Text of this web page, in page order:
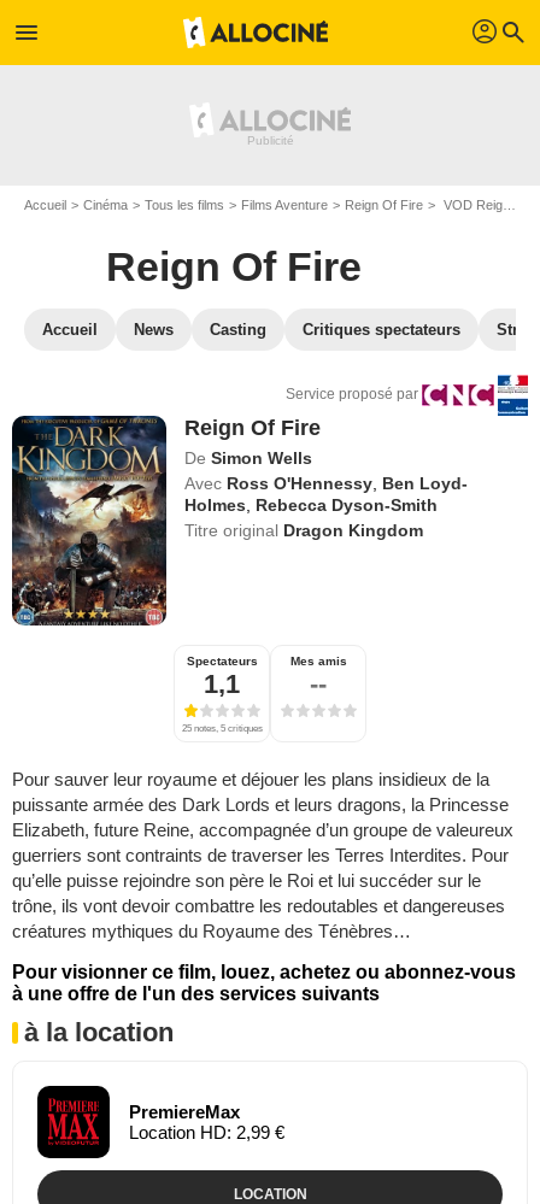
menu profil search
Accueil Cinéma Tous les films Films Aventure Reign Of Fire VOD Reign Of Fire
Reign Of Fire
Accueil News Casting Critiques spectateurs
Service proposé par
Reign Of Fire
De Simon Wells
Avec Ross O'Hennessy Ben Loyd-
Holmes
Rebecca Dyson-Smith
Titre original Dragon Kingdom
Spectateurs
1,1
25 notes, 5 critiques
Mes amis
--
Pour sauver leur royaume et déjouer les plans insidieux de la
puissante armée des Dark Lords et leurs dragons, la Princesse
Elizabeth, future Reine, accompagnée d’un groupe de valeureux
guerriers sont contraints de traverser les Terres Interdites. Pour
qu’elle puisse rejoindre son père le Roi et lui succéder sur le
trône, ils vont devoir combattre les redoutables et dangereuses
créatures mythiques du Royaume des Ténèbres…
Pour visionner ce film, louez, achetez ou abonnez-vous
à une offre de l'un des services suivants
à la location
PremiereMax
Location HD: 2,99 €
LOCATION